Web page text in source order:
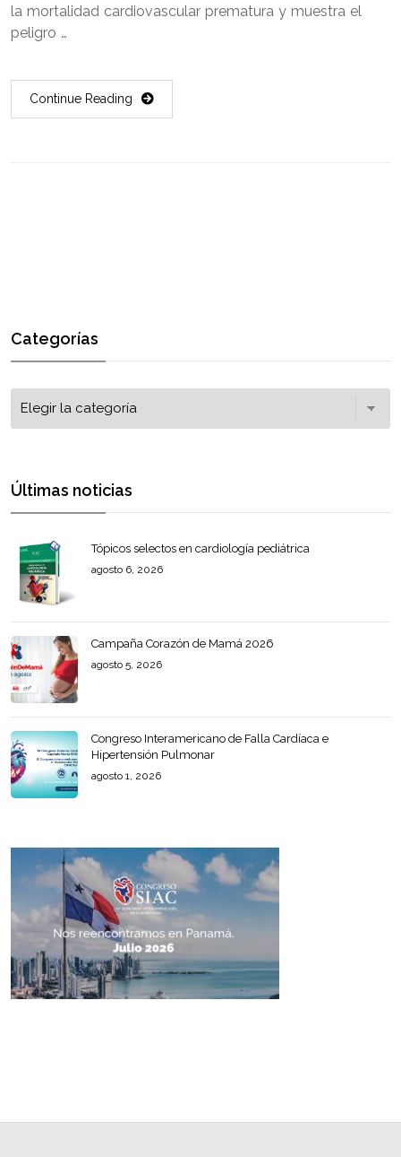
la mortalidad cardiovascular prematura y muestra el
peligro …
Continue Reading
Categorías
Últimas noticias
Tópicos selectos en cardiología pediátrica
agosto 6, 2026
Campaña Corazón de Mamá 2026
agosto 5, 2026
Congreso Interamericano de Falla Cardíaca e
Hipertensión Pulmonar
agosto 1, 2026